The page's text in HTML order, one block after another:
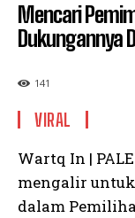
Mencari
Dukungannya
141
VIRAL
Wartq In |
mengalir
dalam